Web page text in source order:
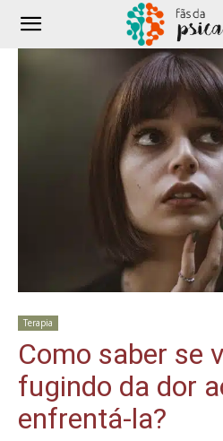
Terapia
Como saber se
fugindo da dor
enfrentá-la?